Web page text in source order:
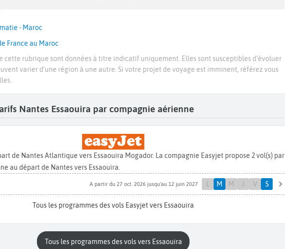
- Maroc
France au Maroc
cette rubrique sont données à titre indicatif uniquement. Elles sont susceptibles d’évoluer
varier d’une région à une autre. Si votre projet de voyage est imminent, référez vous
Nantes Essaouira par compagnie aérienne
de Nantes Atlantique vers Essaouira Mogador. La compagnie Easyjet propose 2 vol(s) par
au départ de Nantes vers Essaouira.
A partir du 27 oct. 2026 jusqu'au 12 juin 2027 M M V S
Tous les programmes des vols Easyjet vers Essaouira
Tous les programmes des vols vers Essaouira